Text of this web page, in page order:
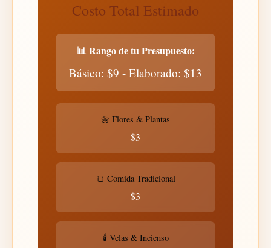
Costo Total Estimado
📊 Rango de tu Presupuesto:
Básico: $9 - Elaborado: $13
🌼 Flores & Plantas
$3
🍞 Comida Tradicional
$3
🕯️ Velas & Incienso